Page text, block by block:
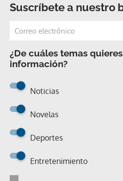
Suscríbete a nuestro
¿De cuáles temas
información?
Noticias
Novelas
Deportes
Entretenimiento